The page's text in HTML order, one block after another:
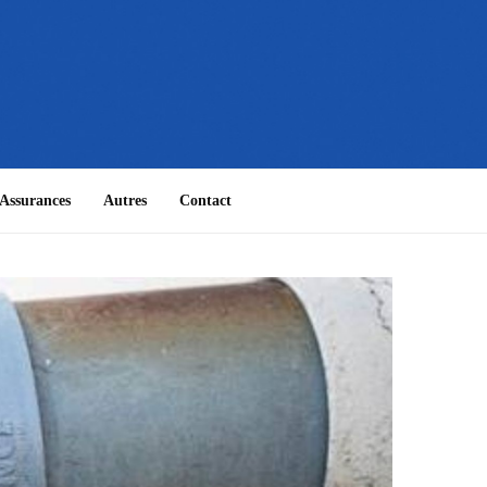
Assurances Autres Contact